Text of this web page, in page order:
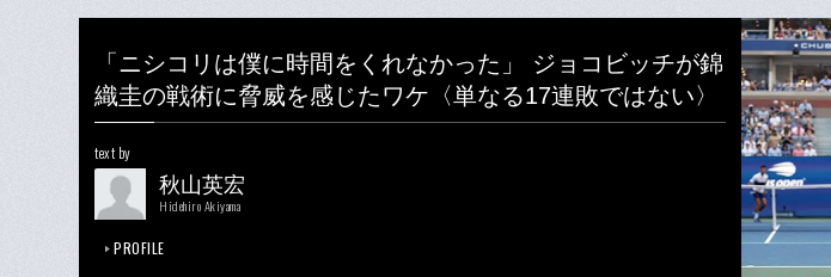
「ニシコリは僕に時間をくれなかった」 ジョコビッチが錦
織圭の戦術に脅威を感じたワケ〈単なる17連敗ではない〉
text by
秋山英宏
Hidehiro Akiyama
PROFILE